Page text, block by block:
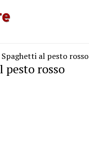
Spaghetti al pesto rosso
pesto rosso